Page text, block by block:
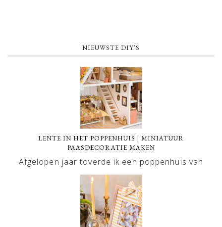
NIEUWSTE DIY’S
LENTE IN HET POPPENHUIS | MINIATUUR
PAASDECORATIE MAKEN
Afgelopen jaar toverde ik een poppenhuis van